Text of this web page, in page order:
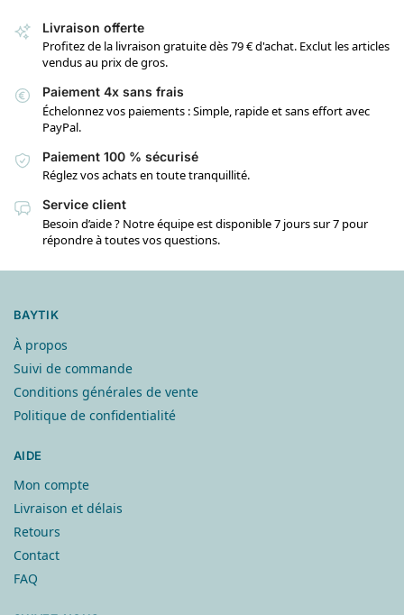
Livraison offerte
Profitez de la livraison gratuite dès 79 € d'achat. Exclut les articles
vendus au prix de gros.
Paiement 4x sans frais
Échelonnez vos paiements : Simple, rapide et sans effort avec
PayPal.
Paiement 100 % sécurisé
Réglez vos achats en toute tranquillité.
Service client
Besoin d’aide ? Notre équipe est disponible 7 jours sur 7 pour
répondre à toutes vos questions.
BAYTIK
À propos
Suivi de commande
Conditions générales de vente
Politique de confidentialité
AIDE
Mon compte
Livraison et délais
Retours
Contact
FAQ